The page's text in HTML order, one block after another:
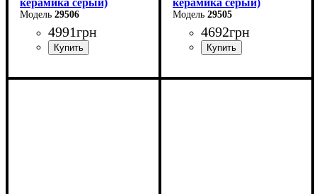
29506
4991грн
Длина - 90 см
29505
4692грн
Длина - 80 см